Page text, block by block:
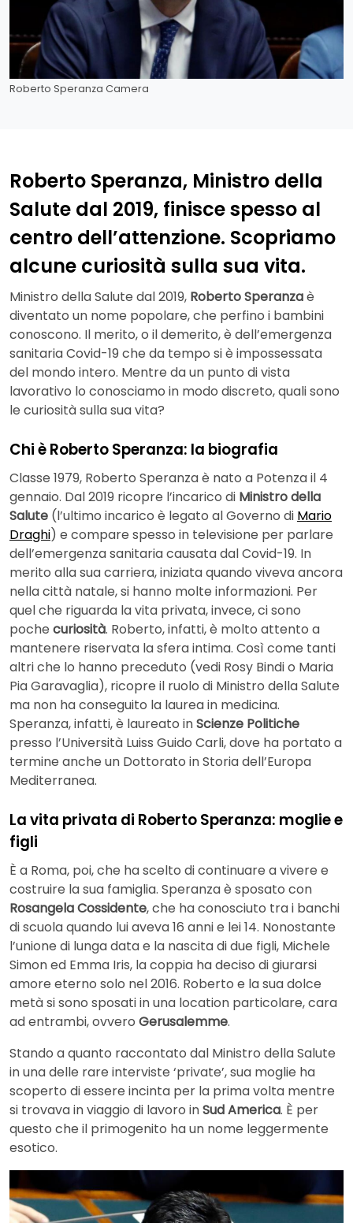
Roberto Speranza Camera
Roberto Speranza, Ministro della
Salute dal 2019, finisce spesso al
centro dell’attenzione. Scopriamo
alcune curiosità sulla sua vita.
Ministro della Salute dal 2019, Roberto Speranzaè
diventato un nome popolare, che perfino i bambini
conoscono. Il merito, o il demerito, è dell’emergenza
sanitaria Covid-19 che da tempo si è impossessata
del mondo intero. Mentre da un punto di vista
lavorativo lo conosciamo in modo discreto, quali sono
le curiosità sulla sua vita?
Chi è Roberto Speranza: la biografia
Classe 1979, Roberto Speranza è nato a Potenza il 4
gennaio. Dal 2019 ricopre l’incarico di Ministro della
Salute (l’ultimo incarico è legato al Governo di Mario
Draghi) e compare spesso in televisione per parlare
dell’emergenza sanitaria causata dal Covid-19. In
merito alla sua carriera, iniziata quando viveva ancora
nella città natale, si hanno molte informazioni. Per
quel che riguarda la vita privata, invece, ci sono
poche curiosità. Roberto, infatti, è molto attento a
mantenere riservata la sfera intima. Così come tanti
altri che lo hanno preceduto (vedi Rosy Bindi o Maria
Pia Garavaglia), ricopre il ruolo di Ministro della Salute
ma non ha conseguito la laurea in medicina.
Speranza, infatti, è laureato inScienze Politiche
presso l’Università Luiss Guido Carli, dove ha portato a
termine anche un Dottorato in Storia dell’Europa
Mediterranea.
La vita privata di Roberto Speranza: moglie e
figli
È a Roma, poi, che ha scelto di continuare a vivere e
costruire la sua famiglia. Speranza è sposato con
Rosangela Cossidente, che ha conosciuto tra i banchi
di scuola quando lui aveva 16 anni e lei 14. Nonostante
l’unione di lunga data e la nascita di due figli, Michele
Simon ed Emma Iris, la coppia ha deciso di giurarsi
amore eterno solo nel 2016. Roberto e la sua dolce
metà si sono sposati in una location particolare, cara
ad entrambi, ovvero Gerusalemme.
Stando a quanto raccontato dal Ministro della Salute
in una delle rare interviste ‘private’, sua moglie ha
scoperto di essere incinta per la prima volta mentre
si trovava in viaggio di lavoro inSud America. È per
questo che il primogenito ha un nome leggermente
esotico.